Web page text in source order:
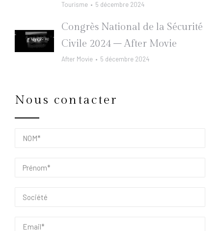
Tourisme 5 décembre 2024
Congrès National de la Sécurité
Civile 2024 – After Movie
After Movie 5 décembre 2024
Nous contacter